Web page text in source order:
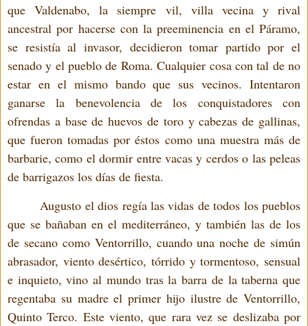
que Valdenabo, la siempre vil, villa vecina y rival
ancestral por hacerse con la preeminencia en el Páramo,
se resistía al invasor, decidieron tomar partido por el
senado y el pueblo de Roma. Cualquier cosa con tal de no
estar en el mismo bando que sus vecinos. Intentaron
ganarse la benevolencia de los conquistadores con
ofrendas a base de huevos de toro y cabezas de gallinas,
que fueron tomadas por éstos como una muestra más de
barbarie, como el dormir entre vacas y cerdos o las peleas
de barrigazos los días de fiesta.
Augusto el dios regía las vidas de todos los pueblos
que se bañaban en el mediterráneo, y también las de los
de secano como Ventorrillo, cuando una noche de simún
abrasador, viento desértico, tórrido y tormentoso, sensual
e inquieto, vino al mundo tras la barra de la taberna que
regentaba su madre el primer hijo ilustre de Ventorrillo,
Quinto Terco. Este viento, que rara vez se deslizaba por